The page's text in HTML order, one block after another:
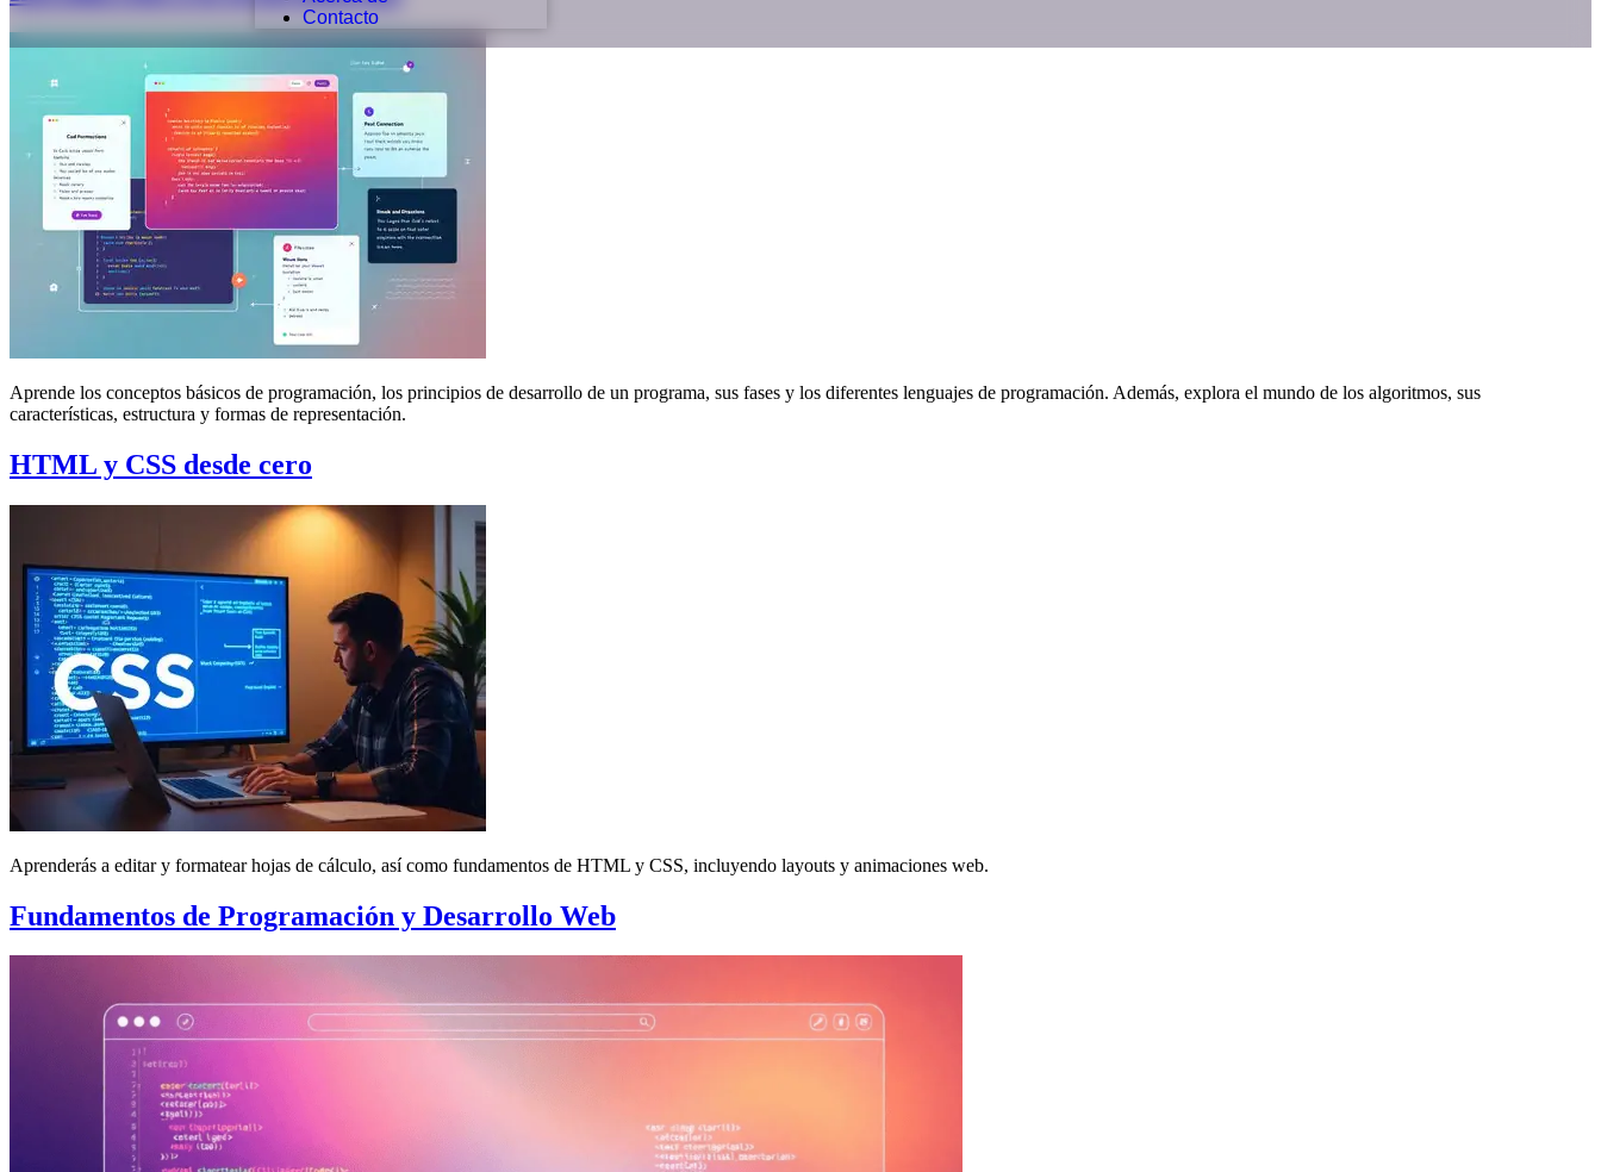
Contacto
Aprende los conceptos básicos de programación, los principios de desarrollo de un programa, sus fases y los diferentes lenguajes de programación. Además, explora el mundo de los algoritmos, sus
características, estructura y formas de representación.
HTML y CSS desde cero
Aprenderás a editar y formatear hojas de cálculo, así como fundamentos de HTML y CSS, incluyendo layouts y animaciones web.
Fundamentos de Programación y Desarrollo Web